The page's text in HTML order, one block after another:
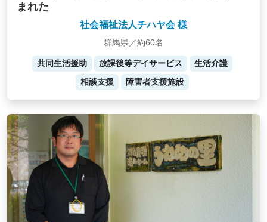
まれた
社会福祉法人チハヤ会 様
群馬県／約60名
共同生活援助 放課後等デイサービス
生活介護
相談支援
障害者支援施設